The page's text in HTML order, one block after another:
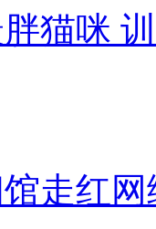
猫咪
走红网